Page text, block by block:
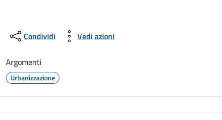
Condividi Vedi azioni
Argomenti
Urbanizzazione